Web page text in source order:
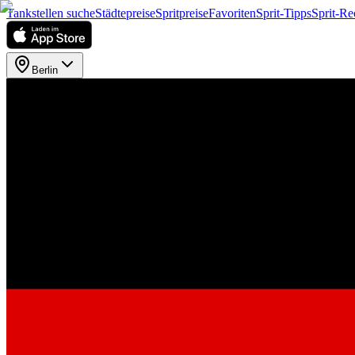
Tankstellen sucheStädtepreiseSpritpreiseFavoritenSprit-TippsSprit-
Berlin